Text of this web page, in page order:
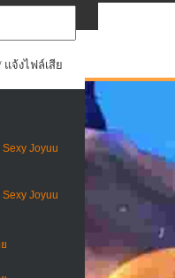
แจ้งไฟล์เสีย
Joyuu
Joyuu